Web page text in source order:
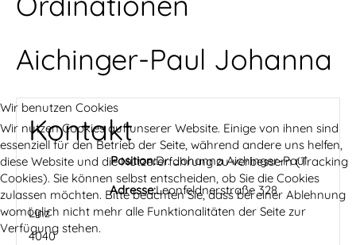
Aichinger-Paul Johanna
Kontakt
Position:Dr. Johanna Aichinger-Paul
Adresse:Leonfeldnerstraße 328
Linz
4040
Wir benutzen Cookies
Wir nutzen Cookies auf unserer Website. Einige von ihnen sind
essenziell für den Betrieb der Seite, während andere uns helfen,
diese Website und die Nutzererfahrung zu verbessern (Tracking
Cookies). Sie können selbst entscheiden, ob Sie die Cookies
zulassen möchten. Bitte beachten Sie, dass bei einer Ablehnung
womöglich nicht mehr alle Funktionalitäten der Seite zur
Verfügung stehen.